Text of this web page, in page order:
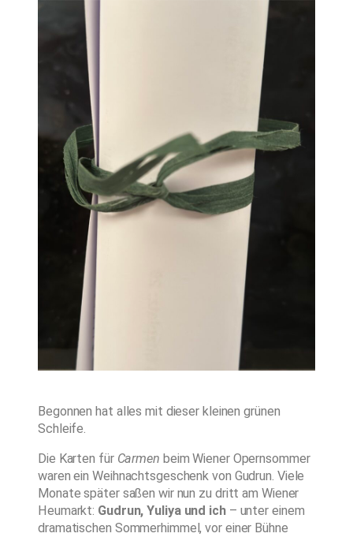
Begonnen hat alles mit dieser kleinen grünen
Schleife.
Die Karten für Carmen beim Wiener Opernsommer
waren ein Weihnachtsgeschenk von Gudrun. Viele
Monate später saßen wir nun zu dritt am Wiener
Heumarkt: Gudrun, Yuliya und ich– unter einem
dramatischen Sommerhimmel, vor einer Bühne